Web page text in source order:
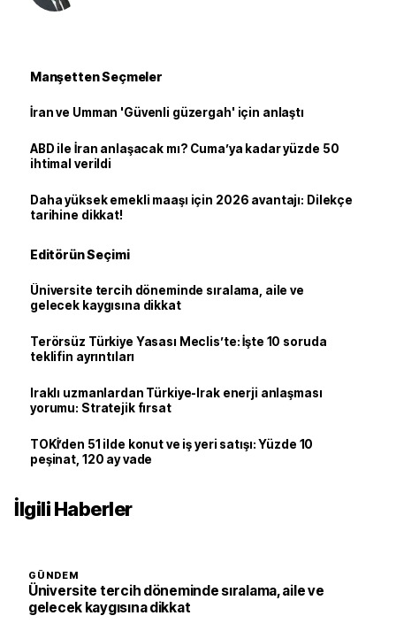
Manşetten Seçmeler
İran ve Umman 'Güvenli güzergah' için anlaştı
ABD ile İran anlaşacak mı? Cuma’ya kadar yüzde 50
ihtimal verildi
Daha yüksek emekli maaşı için 2026 avantajı: Dilekçe
tarihine dikkat!
Editörün Seçimi
Üniversite tercih döneminde sıralama, aile ve
gelecek kaygısına dikkat
Terörsüz Türkiye Yasası Meclis’te: İşte 10 soruda
teklifin ayrıntıları
Iraklı uzmanlardan Türkiye-Irak enerji anlaşması
yorumu: Stratejik fırsat
TOKİ’den 51 ilde konut ve iş yeri satışı: Yüzde 10
peşinat, 120 ay vade
İlgili Haberler
GÜNDEM
Üniversite tercih döneminde sıralama, aile ve
gelecek kaygısına dikkat